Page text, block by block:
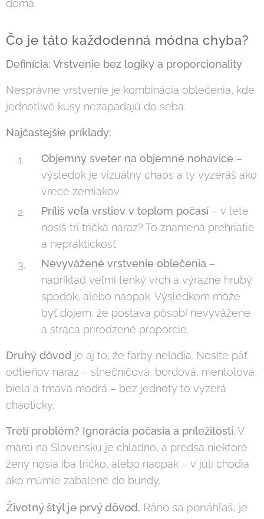
doma.
Čo je táto každodenná módna chyba?
Definícia: Vrstvenie bez logiky a proporcionality
Nesprávne vrstvenie je kombinácia oblečenia, kde
jednotlivé kusy nezapadajú do seba.
Najčastejšie príklady:
Objemný sveter na objemné nohavice –
výsledok je vizuálny chaos a ty vyzeráš ako
vrece zemiakov.
Príliš veľa vrstiev v teplom počasí – v lete
nosíš tri tričká naraz? To znamená prehriatie
a nepraktickosť.
Nevyvážené vrstvenie oblečenia –
napríklad veľmi tenký vrch a výrazne hrubý
spodok, alebo naopak. Výsledkom môže
byť dojem, že postava pôsobí nevyvážene
a stráca prirodzené proporcie.
Druhý dôvod je aj to, že farby neladia. Nosíte päť
odtieňov naraz – slnečničová, bordová, mentolová,
biela a tmavá modrá – bez jednoty to vyzerá
chaoticky.
Tretí problém? Ignorácia počasia a príležitosti. V
marci na Slovensku je chladno, a predsa niektoré
ženy nosia iba tričko, alebo naopak – v júli chodia
ako múmie zabalené do bundy.
Životný štýl je prvý dôvod. Ráno sa ponáhľaš, je